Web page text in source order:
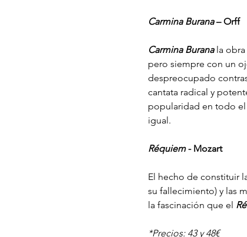
Carmina Burana – Orff
Carmina Burana la obra
pero siempre con un
despreocupado
cantata radical y
popularidad en todo
igual.
Réquiem - Mozart
El hecho de constituir
su fallecimiento) y las
la fascinación que el
*Precios: 43 y 48€